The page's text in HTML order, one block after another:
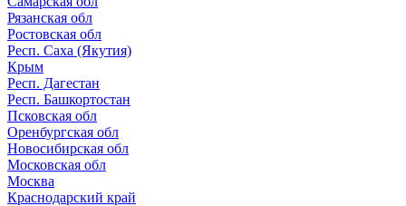
Рязанская обл
Ростовская обл
Респ. Саха (Якутия)
Крым
Респ. Дагестан
Респ. Башкортостан
Псковская обл
Оренбургская обл
Новосибирская обл
Московская обл
Москва
Краснодарский край